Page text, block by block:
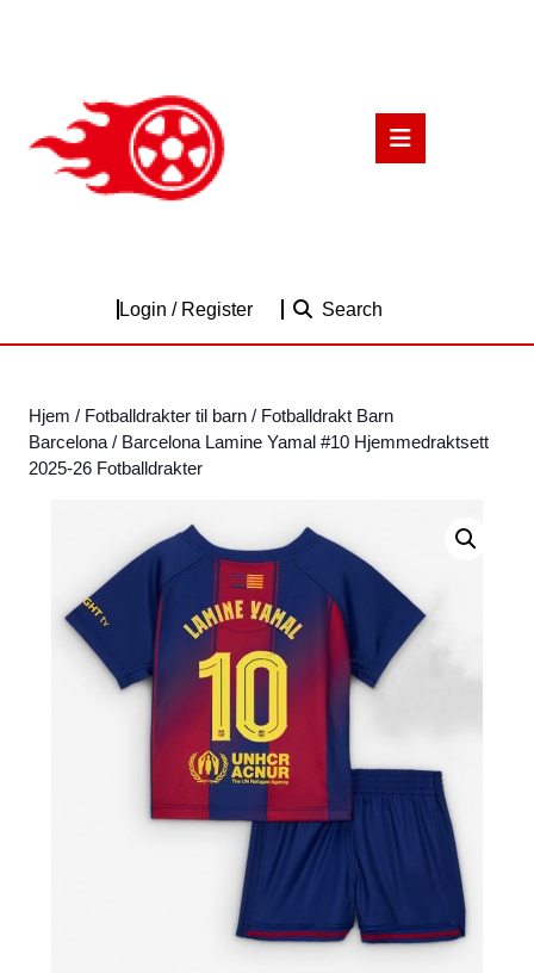
Login / RegisterLogin
Search
Hjem / Fotballdrakter til barn / Fotballdrakt Barn
Barcelona / Barcelona Lamine Yamal #10 Hjemmedraktsett
2025-26 Fotballdrakter